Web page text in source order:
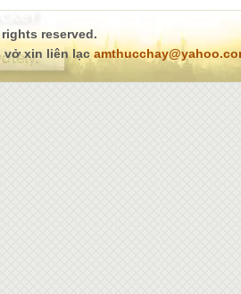
reserved.
vở xin liên lạc